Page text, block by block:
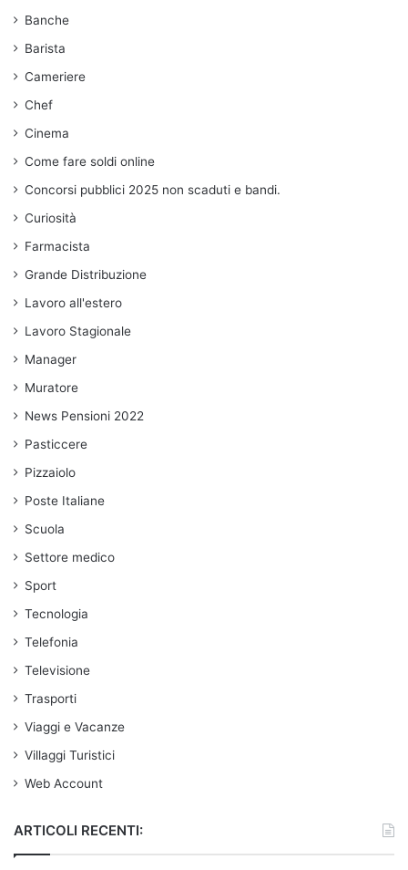
Banche
Barista
Cameriere
Chef
Cinema
Come fare soldi online
Concorsi pubblici 2025 non scaduti e bandi.
Curiosità
Farmacista
Grande Distribuzione
Lavoro all'estero
Lavoro Stagionale
Manager
Muratore
News Pensioni 2022
Pasticcere
Pizzaiolo
Poste Italiane
Scuola
Settore medico
Sport
Tecnologia
Telefonia
Televisione
Trasporti
Viaggi e Vacanze
Villaggi Turistici
Web Account
ARTICOLI RECENTI: